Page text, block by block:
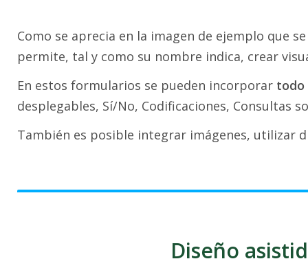
Como se aprecia en la imagen de ejemplo que
permite, tal y como su nombre indica, crear
En estos formularios se pueden incorporar todo
desplegables, Sí/No, Codificaciones, Consultas
También es posible integrar imágenes, utilizar
Diseño